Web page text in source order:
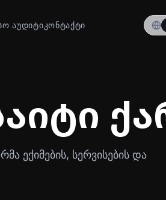
ᲐᲣᲓᲘᲢᲘᲙᲝᲜᲢᲐᲥᲢᲘ
ექიმების, სერვისების და